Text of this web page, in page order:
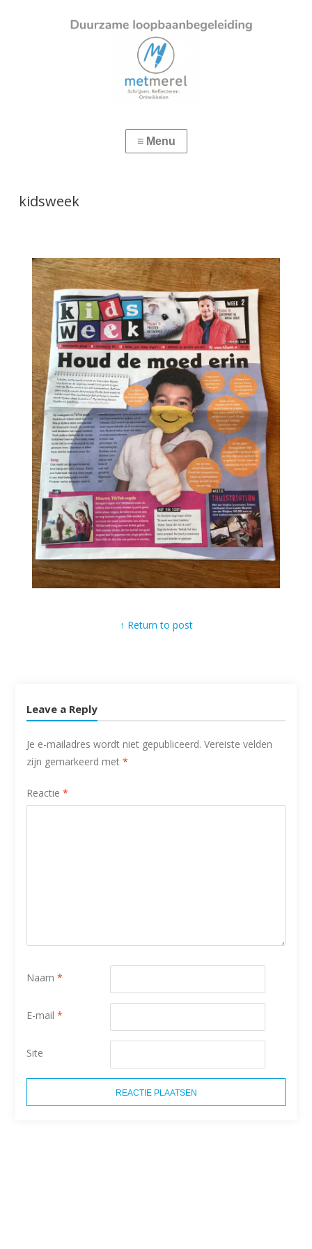
kidsweek
↑ Return to post
Leave a Reply
Je e-mailadres wordt niet gepubliceerd. Vereiste velden
zijn gemarkeerd met *
Reactie *
Naam *
E-mail *
Site